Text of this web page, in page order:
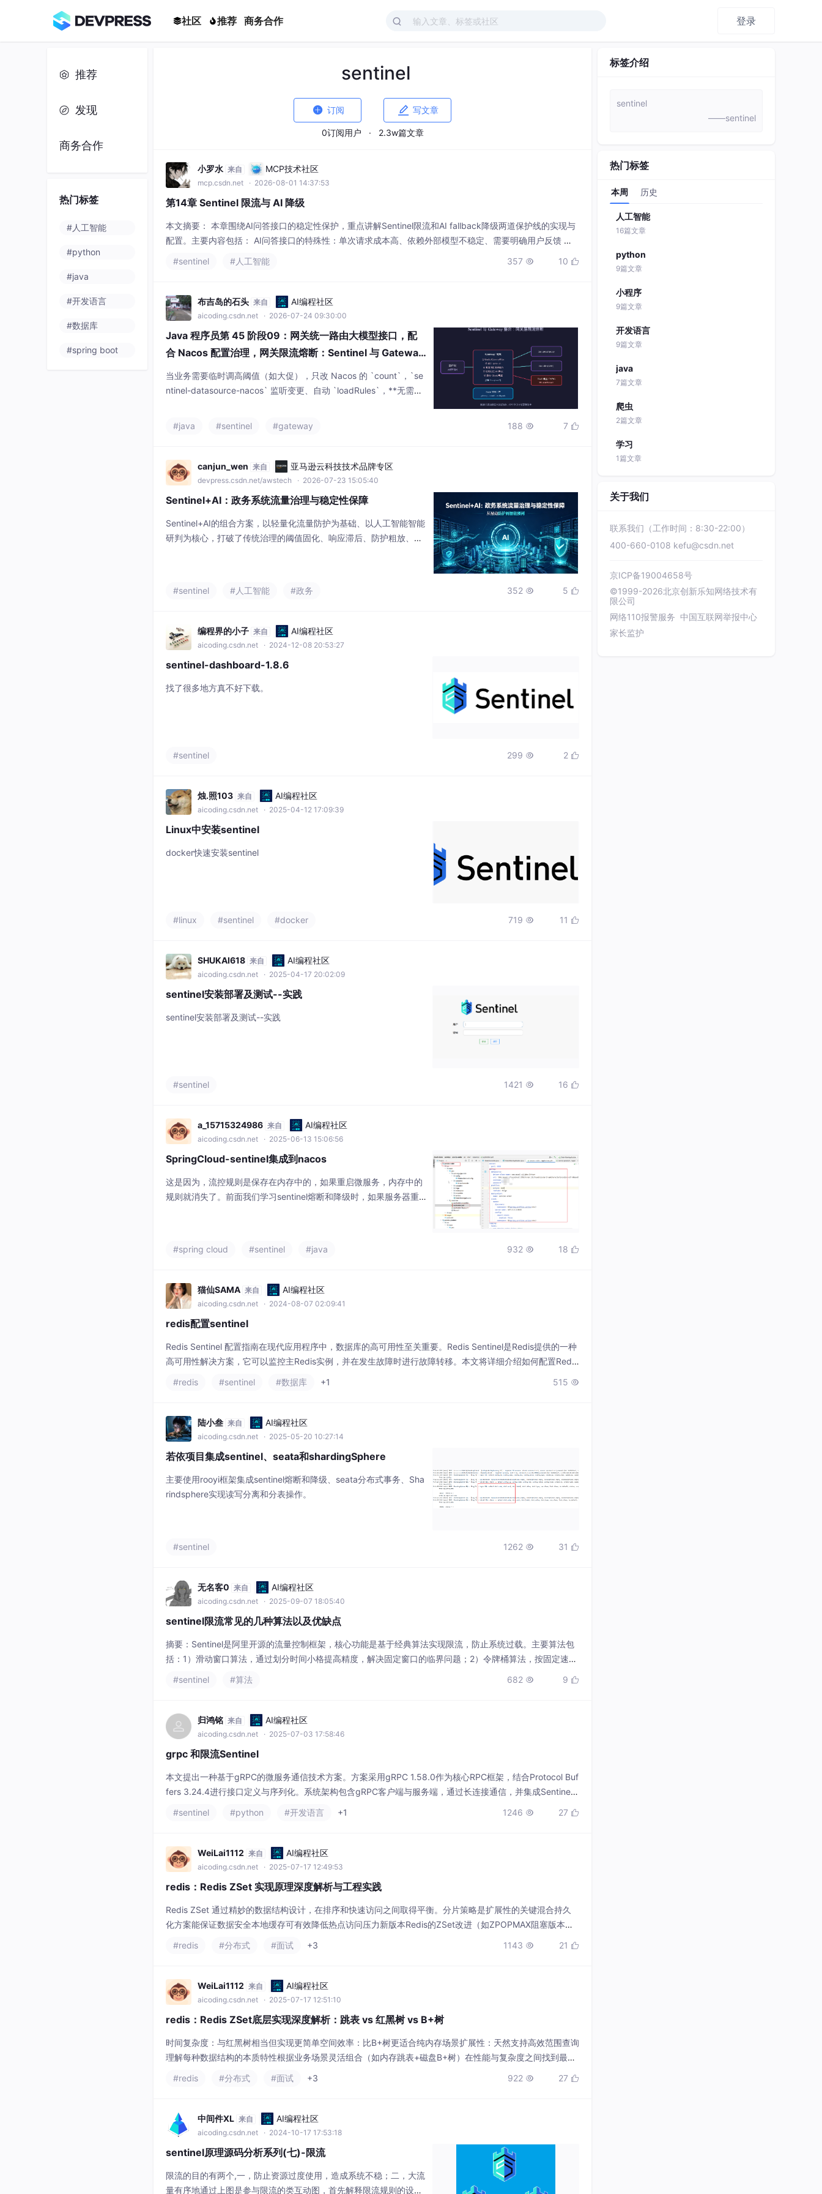
社区 推荐 商务合作 登录
推荐
发现
商务合作
热门标签
#人工智能
#python
#java
#开发语言
#数据库
#spring boot
sentinel
 订阅  写文章
0订阅用户 · 2.3w篇文章
小罗水 来自 MCP技术社区
mcp.csdn.net · 2026-08-01 14:37:53
第14章 Sentinel 限流与 AI 降级
本文摘要： 本章围绕AI问答接口的稳定性保护，重点讲解Sentinel限流和AI fallback降级两道保护线的实现与
配置。主要内容包括： AI问答接口的特殊性：单次请求成本高、依赖外部模型不稳定、需要明确用户反馈 两
道保护线的分工：Sentinel控制入口流量，fallback处理模型调用异常 Sentinel关键配置：资源名统一、QPS
#sentinel #人工智能 357  10 
布吉岛的石头 来自 AI编程社区
aicoding.csdn.net · 2026-07-24 09:30:00
Java 程序员第 45 阶段09：网关统一路由大模型接口，配
合 Nacos 配置治理，网关限流熔断：Sentinel 与 Gateway
整合保护大模型接口
当业务需要临时调高阈值（如大促），只改 Nacos 的 `count`，`se
ntinel-datasource-nacos` 监听变更、自动 `loadRules`，**无需重
大模型算力。限流防"入口过载"，熔断防"下游拖死"。String body
#java #sentinel #gateway 188  7 
canjun_wen 来自 亚马逊云科技技术品牌专区
devpress.csdn.net/awstech · 2026-07-23 15:05:40
Sentinel+AI：政务系统流量治理与稳定性保障
Sentinel+AI的组合方案，以轻量化流量防护为基础、以人工智能智能
研判为核心，打破了传统治理的阈值固化、响应滞后、防护粗放、资
#sentinel
#人工智能 #政务 352  5 
编程界的小子 来自 AI编程社区
aicoding.csdn.net · 2024-12-08 20:53:27
sentinel-dashboard-1.8.6
找了很多地方真不好下载。
#sentinel 299  2 
烛.照103 来自 AI编程社区
aicoding.csdn.net · 2025-04-12 17:09:39
Linux中安装sentinel
docker快速安装sentinel
#linux #sentinel #docker 719  11 
SHUKAI618 来自 AI编程社区
aicoding.csdn.net · 2025-04-17 20:02:09
sentinel安装部署及测试--实践
sentinel安装部署及测试--实践
#sentinel 1421  16 
a_15715324986 来自 AI编程社区
aicoding.csdn.net · 2025-06-13 15:06:56
SpringCloud-sentinel集成到nacos
这是因为，流控规则是保存在内存中的，如果重启微服务，内存中的
规则就消失了。前面我们学习sentinel熔断和降级时，如果服务器重
时，就会发现没有报错，说明规则失效了。如上创建配置，记得这是
#spring cloud #sentinel #java 932  18 
猫仙SAMA 来自 AI编程社区
aicoding.csdn.net · 2024-08-07 02:09:41
redis配置sentinel
Redis Sentinel 配置指南在现代应用程序中，数据库的高可用性至关重要。Redis Sentinel是Redis提供的一种
高可用性解决方案，它可以监控主Redis实例，并在发生故障时进行故障转移。本文将详细介绍如何配置Redis
Sentinel，包括步骤流程和具体代码示例。一、总体流程在开始之前，让我们先...
#redis #sentinel #数据库 +1 515 
陆小叁 来自 AI编程社区
aicoding.csdn.net · 2025-05-20 10:27:14
若依项目集成sentinel、seata和shardingSphere
主要使用rooyi框架集成sentinel熔断和降级、seata分布式事务、Sha
rindsphere实现读写分离和分表操作。
#sentinel 1262  31 
无名客0 来自 AI编程社区
aicoding.csdn.net · 2025-09-07 18:05:40
sentinel限流常见的几种算法以及优缺点
摘要：Sentinel是阿里开源的流量控制框架，核心功能是基于经典算法实现限流，防止系统过载。主要算法包
括：1）滑动窗口算法，通过划分时间小格提高精度，解决固定窗口的临界问题；2）令牌桶算法，按固定速率
生成令牌，支持应对突发流量但可能瞬时过载；3）漏桶算法，强制固定处理速率，平滑流量但无法处理突
#sentinel #算法 682  9 
归鸿铭 来自 AI编程社区
aicoding.csdn.net · 2025-07-03 17:58:46
grpc 和限流Sentinel
本文提出一种基于gRPC的微服务通信技术方案。方案采用gRPC 1.58.0作为核心RPC框架，结合Protocol Buf
fers 3.24.4进行接口定义与序列化。系统架构包含gRPC客户端与服务端，通过长连接通信，并集成Sentinel
1.8.7实现流量控制（QPS=2）和熔断机制。服务端采用Netty 4.1.100作为网络层，提供高性能通信能力；客
户端通过连接池管理Channel资源（
#sentinel #python #开发语言 +1 1246  27 
WeiLai1112 来自 AI编程社区
aicoding.csdn.net · 2025-07-17 12:49:53
redis：Redis ZSet 实现原理深度解析与工程实践
Redis ZSet 通过精妙的数据结构设计，在排序和快速访问之间取得平衡。分片策略是扩展性的关键混合持久
化方案能保证数据安全本地缓存可有效降低热点访问压力新版本Redis的ZSet改进（如ZPOPMAX阻塞版本）
带来更多可能实时排行榜延迟队列滑动窗口统计带权重的去重集合。
#redis #分布式 #面试 +3 1143  21 
WeiLai1112 来自 AI编程社区
aicoding.csdn.net · 2025-07-17 12:51:10
redis：Redis ZSet底层实现深度解析：跳表 vs 红黑树 vs B+树
时间复杂度：与红黑树相当但实现更简单空间效率：比B+树更适合纯内存场景扩展性：天然支持高效范围查询
理解每种数据结构的本质特性根据业务场景灵活组合（如内存跳表+磁盘B+树）在性能与复杂度之间找到最佳
平衡点这种深度思考能力，正是大厂面试中区分普通开发与专家的关键所在。
#redis #分布式 #面试 +3 922  27 
中间件XL 来自 AI编程社区
aicoding.csdn.net · 2024-10-17 17:53:18
sentinel原理源码分析系列(七)-限流
限流的目的有两个,一，防止资源过度使用，造成系统不稳；二，大流
量有序地通过上图是参与限流的类互动图，首先解释限流规则的设置
标签介绍
sentinel
——sentinel
热门标签
本周 历史
人工智能
16篇文章
python
9篇文章
小程序
9篇文章
开发语言
9篇文章
java
7篇文章
爬虫
2篇文章
学习
1篇文章
关于我们
联系我们（工作时间：8:30-22:00）
400-660-0108 kefu@csdn.net
京ICP备19004658号
©1999-2026北京创新乐知网络技术有
限公司
网络110报警服务 中国互联网举报中心
家长监护